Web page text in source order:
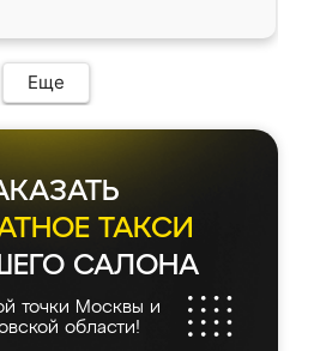
Еще
ТАКСИ
САЛОНА
точки Москвы и
области!